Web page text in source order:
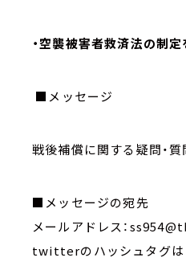
・空襲被害者救済法の制
■メッセージ
戦後補償に関する疑問・質
■メッセージの宛先
メールアドレス：
twitterのハッシュタ